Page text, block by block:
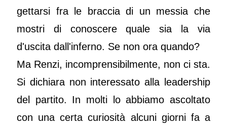
gettarsi fra le braccia di un messia che
mostri di conoscere quale sia la via
d'uscita dall'inferno. Se non ora quando?
Ma Renzi, incomprensibilmente, non ci sta.
Si dichiara non interessato alla leadership
del partito. In molti lo abbiamo ascoltato
con una certa curiosità alcuni giorni fa a